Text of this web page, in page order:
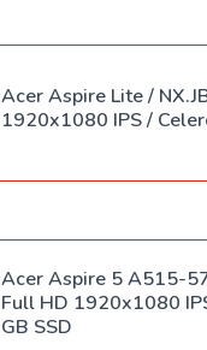
Acer Aspire Lite /
1920x1080 IPS /
Acer Aspire 5 A515-
Full HD 1920x1080
GB SSD